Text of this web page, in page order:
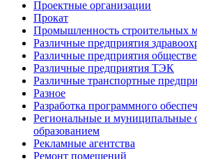
Проектные организации
Прокат
Промышленность строительных
Различные предприятия
Различные предприятия
Различные предприятия ТЭК
Различные транспортные
Разное
Разработка программного
Региональные и муниципальные
образованием
Рекламные агентства
Ремонт помещений